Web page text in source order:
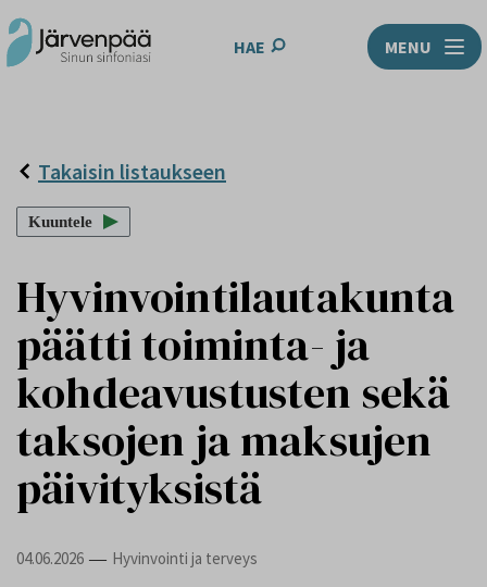
HAE MENU
Takaisin listaukseen
Kuuntele
Hyvinvointilautakunta
päätti toiminta- ja
kohdeavustusten sekä
taksojen ja maksujen
päivityksistä
04.06.2026 — Hyvinvointi ja terveys